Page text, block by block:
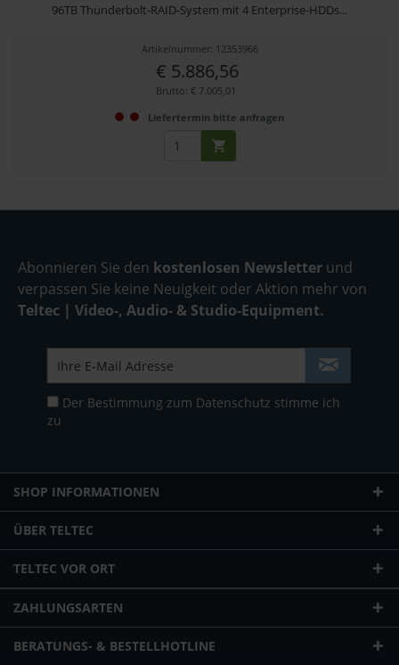
96TB Thunderbolt-RAID-System mit 4 Enterprise-HDDs...
Artikelnummer: 12353966
€ 5.886,56
Brutto: € 7.005,01
Liefertermin bitte anfragen
Abonnieren Sie den kostenlosen Newsletter und
verpassen Sie keine Neuigkeit oder Aktion mehr von
Teltec | Video-, Audio- & Studio-Equipment.
Der Bestimmung zum Datenschutz stimme ich
zu
SHOP INFORMATIONEN
ÜBER TELTEC
TELTEC VOR ORT
ZAHLUNGSARTEN
BERATUNGS- & BESTELLHOTLINE